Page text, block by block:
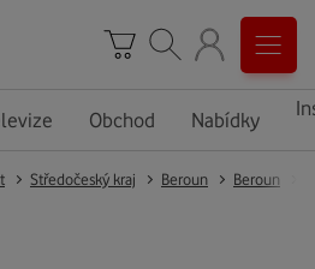
Obchod Nabídky
Středočeský kraj Beroun Beroun